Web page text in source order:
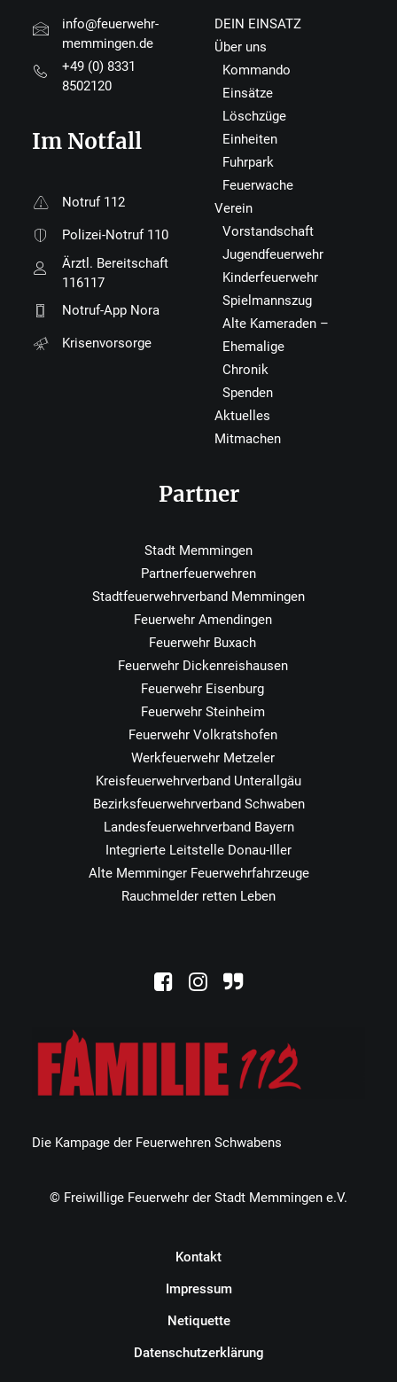
Die Kampage der Feuerwehren Schwabens
info@feuerwehr-
memmingen.de
+49 (0) 8331
8502120
Im Notfall
Notruf 112
Polizei-Notruf 110
Ärztl. Bereitschaft
116117
Notruf-App Nora
Krisenvorsorge
DEIN EINSATZ
Über uns
Kommando
Einsätze
Löschzüge
Einheiten
Fuhrpark
Feuerwache
Verein
Vorstandschaft
Jugendfeuerwehr
Kinderfeuerwehr
Spielmannszug
Alte Kameraden –
Ehemalige
Chronik
Spenden
Aktuelles
Mitmachen
Partner
Stadt Memmingen
Partnerfeuerwehren
Stadtfeuerwehrverband Memmingen
Feuerwehr Amendingen
Feuerwehr Buxach
Feuerwehr Dickenreishausen
Feuerwehr Eisenburg
Feuerwehr Steinheim
Feuerwehr Volkratshofen
Werkfeuerwehr Metzeler
Kreisfeuerwehrverband Unterallgäu
Bezirksfeuerwehrverband Schwaben
Landesfeuerwehrverband Bayern
Integrierte Leitstelle Donau-Iller
Alte Memminger Feuerwehrfahrzeuge
Rauchmelder retten Leben
© Freiwillige Feuerwehr der Stadt Memmingen e.V.
Kontakt
Impressum
Netiquette
Datenschutzerklärung